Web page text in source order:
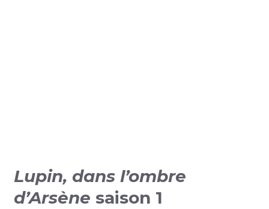
Lupin, dans l’ombre
d’Arsène saison 1